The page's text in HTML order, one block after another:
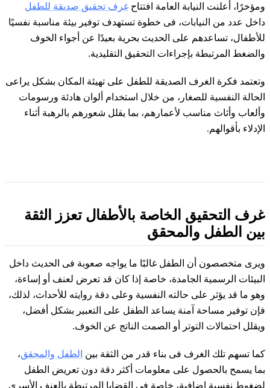
ومؤخرًا، أعلنت النيابة العامة افتتاح غرف تحقيق صديقة للطفل
داخل عدد من النيابات، فى خطوة تستهدف توفير بيئة مناسبة نفسيًا
للأطفال، تساعدهم على الحديث بحرية بعيدًا عن أجواء الخوف
والضغط المرتبطة بإجراءات التحقيق التقليدية.
وتعتمد فكرة الغرف الصديقة للطفل على تهيئة المكان بشكل يراعى
الحالة النفسية للصغار، من خلال استخدام ألوان هادئة ورسومات
وألعاب وأثاث مناسب لأعمارهم، بما يقلل شعورهم بالرهبة أثناء
الإدلاء بأقوالهم.
غرف التحقيق الخاصة بالأطفال تعزز الثقة
بين الطفل والمحقق
ويرى متخصصون أن الطفل غالبًا ما يواجه صعوبة فى الحديث داخل
البيئات الرسمية الجامدة، خاصة إذا كان قد تعرض لعنف أو إساءة،
وهو ما قد يؤثر على حالته النفسية وعلى دقة روايته للأحداث، لذلك،
فإن توفير مساحة آمنة يساعد الطفل على التعبير بشكل أفضل،
ويقلل احتمالات التوتر أو الصمت الناتج عن الخوف.
كما تسهم تلك الغرف فى بناء قدر من الثقة بين الطفل والمحقق،
بما يسمح بالحصول على معلومات أكثر دقة دون تعريض الطفل
لضغوط نفسية إضافية، خاصة فى القضايا المرتبطة بالعنف الأسرى